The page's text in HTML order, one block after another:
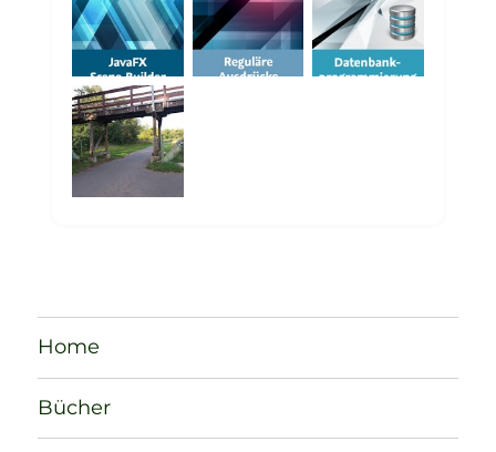
Home
Bücher